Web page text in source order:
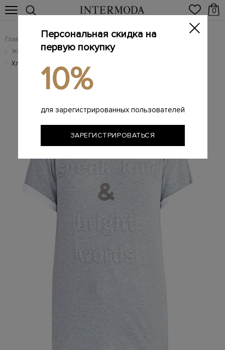
0
Главная Женщинам / Женская одежда
/ Женские футболки
/ Хлопковая футболка с фирменной фразой
Персональная скидка на
первую покупку
10%
для зарегистрированных пользователей
ЗАРЕГИСТРИРОВАТЬСЯ